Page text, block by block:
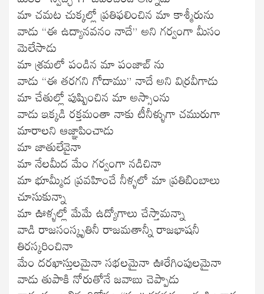
మా చమట చుక్కల్లో ప్రతిఫలించిన మా కాశ్మీరును
వాడు “ఈ ఉద్యానవనం నాదే” అని గర్వంగా మీసం
మెలేసాడు
మా శ్రమలో పండిన మా పంజాబ్ ను
వాడు “ఈ తరగని గోదాము” నాదే అని విర్రవీగాడు
మా చేతుల్లో పుష్పించిన మా అస్సాంను
వాడు ఇక్కడి రక్తమంతా నాకు టీనీళ్ళుగా చమురుగా
మారాలని ఆజ్ఞాపించాడు
మా జాతులేవైనా
మా నేలమీద మేం గర్వంగా నడిచినా
మా భూమ్మీద ప్రవహించే నీళ్ళలో మా ప్రతిబింబాలు
చూసుకున్నా
మా ఊళ్ళల్లో మేమే ఉద్యోగాలు చేస్తామన్నా
వాడి రాజసంస్కృతినీ రాజమతాన్నీ రాజభాషనీ
తిరస్కరించినా
మేం దరఖాస్తులమైనా సభలమైనా ఊరేగింపులమైనా
వాడు తుపాకి నోరుతోనే జవాబు చెప్పాడు